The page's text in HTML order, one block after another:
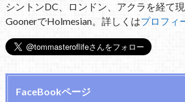
シントンDC、ロンドン、アクラを経て現
GoonerでHolmesian。詳しくはプロフィ
FaceBookページ